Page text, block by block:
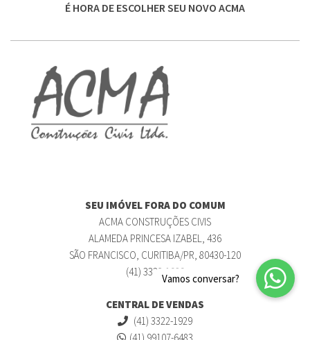
É HORA DE ESCOLHER SEU NOVO ACMA
SEU IMÓVEL FORA DO COMUM
ACMA CONSTRUÇÕES CIVIS
ALAMEDA PRINCESA IZABEL, 436
SÃO FRANCISCO, CURITIBA/PR, 80430-120
(41) 3322-1929
CENTRAL DE VENDAS
(41) 3322-1929